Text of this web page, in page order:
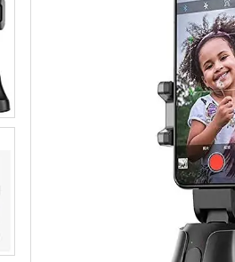
та
світла для
світла
тримачі для
зйомки
товари для